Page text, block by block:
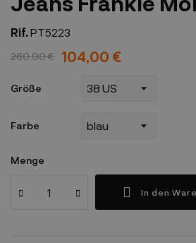
Rif.PT5223
260,00 € 104,00 €
Größe
Farbe
Menge
In den